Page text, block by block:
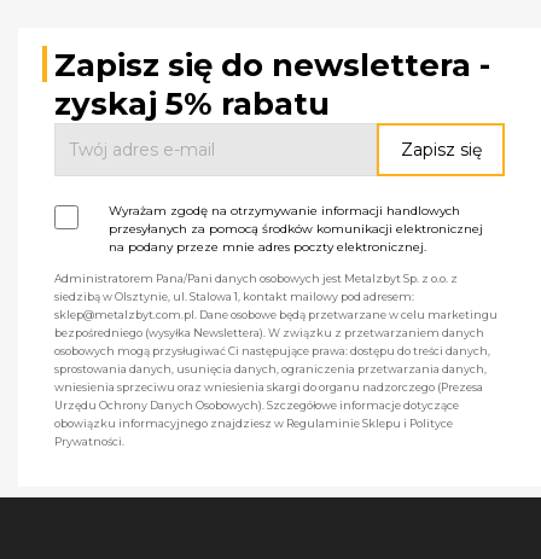
Zapisz się do newslettera -
zyskaj 5% rabatu
Wyrażam zgodę na otrzymywanie informacji handlowych
przesyłanych za pomocą środków komunikacji elektronicznej
na podany przeze mnie adres poczty elektronicznej.
Administratorem Pana/Pani danych osobowych jest Metalzbyt Sp. z o.o. z
siedzibą w Olsztynie, ul. Stalowa 1, kontakt mailowy pod adresem:
sklep@metalzbyt.com.pl. Dane osobowe będą przetwarzane w celu marketingu
bezpośredniego (wysyłka Newslettera). W związku z przetwarzaniem danych
osobowych mogą przysługiwać Ci następujące prawa: dostępu do treści danych,
sprostowania danych, usunięcia danych, ograniczenia przetwarzania danych,
wniesienia sprzeciwu oraz wniesienia skargi do organu nadzorczego (Prezesa
Urzędu Ochrony Danych Osobowych). Szczegółowe informacje dotyczące
obowiązku informacyjnego znajdziesz w Regulaminie Sklepu i Polityce
Prywatności.